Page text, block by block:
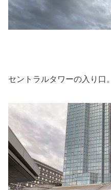
セントラルタワーの入り口。